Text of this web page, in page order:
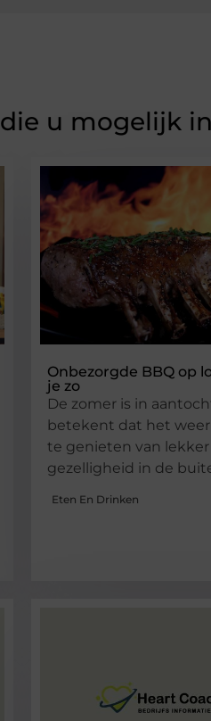
die u mogelijk
Onbezorgde BBQ op
je zo
De zomer is in
betekent dat het
te genieten van
gezelligheid in de
Eten En Drinken